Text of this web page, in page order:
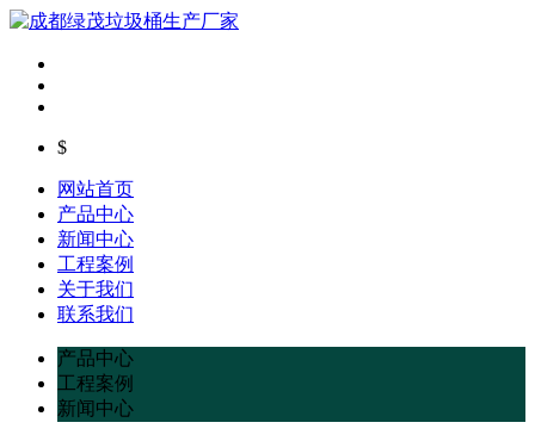
$
网站首页
产品中心
新闻中心
工程案例
关于我们
联系我们
产品中心
工程案例
新闻中心